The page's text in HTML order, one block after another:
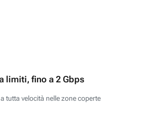
limiti, fino a 2 Gbps
tutta velocità nelle zone coperte